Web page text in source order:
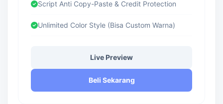
Script Anti Copy-Paste & Credit Protection
Unlimited Color Style (Bisa Custom Warna)
Live Preview
Beli Sekarang